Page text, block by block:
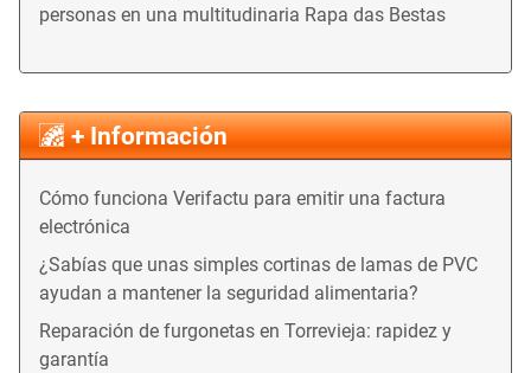
personas en una multitudinaria Rapa das Bestas
+ Información
Cómo funciona Verifactu para emitir una factura
electrónica
¿Sabías que unas simples cortinas de lamas de PVC
ayudan a mantener la seguridad alimentaria?
Reparación de furgonetas en Torrevieja: rapidez y
garantía